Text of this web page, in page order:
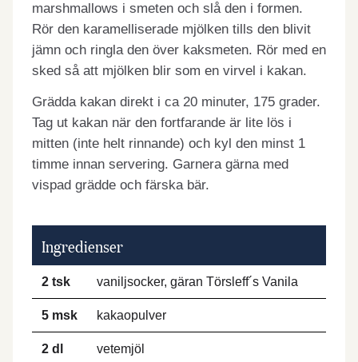
marshmallows i smeten och slå den i formen.
Rör den karamelliserade mjölken tills den blivit
jämn och ringla den över kaksmeten. Rör med en
sked så att mjölken blir som en virvel i kakan.
Grädda kakan direkt i ca 20 minuter, 175 grader.
Tag ut kakan när den fortfarande är lite lös i
mitten (inte helt rinnande) och kyl den minst 1
timme innan servering. Garnera gärna med
vispad grädde och färska bär.
Ingredienser
2 tsk vaniljsocker, gäran Törsleff´s Vanila
5 msk kakaopulver
2 dl vetemjöl